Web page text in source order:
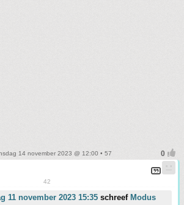
14 november 2023 @ 12:00 • 57
42
11 november 2023 15:35 schreef Modus